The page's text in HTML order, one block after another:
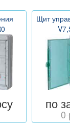
Щит
по
0